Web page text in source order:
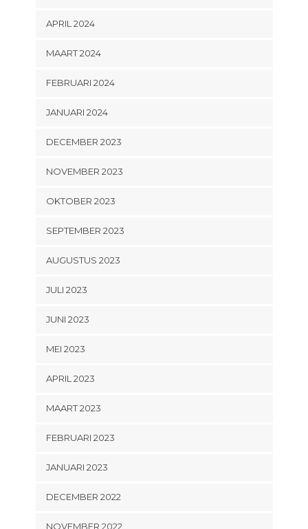
APRIL 2024
MAART 2024
FEBRUARI 2024
JANUARI 2024
DECEMBER 2023
NOVEMBER 2023
OKTOBER 2023
SEPTEMBER 2023
AUGUSTUS 2023
JULI 2023
JUNI 2023
MEI 2023
APRIL 2023
MAART 2023
FEBRUARI 2023
JANUARI 2023
DECEMBER 2022
NOVEMBER 2022